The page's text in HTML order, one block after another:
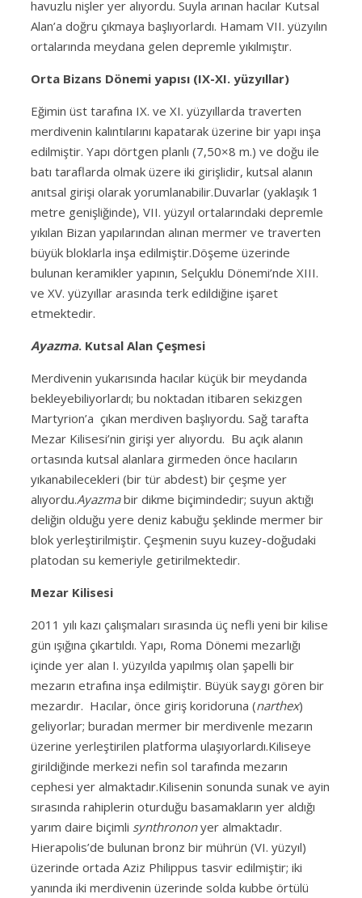
havuzlu nişler yer alıyordu. Suyla arınan hacılar Kutsal
Alan’a doğru çıkmaya başlıyorlardı. Hamam VII. yüzyılın
ortalarında meydana gelen depremle yıkılmıştır.
Orta Bizans Dönemi yapısı (IX-XI. yüzyıllar)
Eğimin üst tarafına IX. ve XI. yüzyıllarda traverten
merdivenin kalıntılarını kapatarak üzerine bir yapı inşa
edilmiştir. Yapı dörtgen planlı (7,50×8 m.) ve doğu ile
batı taraflarda olmak üzere iki girişlidir, kutsal alanın
anıtsal girişi olarak yorumlanabilir.Duvarlar (yaklaşık 1
metre genişliğinde), VII. yüzyıl ortalarındaki depremle
yıkılan Bizan yapılarından alınan mermer ve traverten
büyük bloklarla inşa edilmiştir.Döşeme üzerinde
bulunan keramikler yapının, Selçuklu Dönemi’nde XIII.
ve XV. yüzyıllar arasında terk edildiğine işaret
etmektedir.
Ayazma. Kutsal Alan Çeşmesi
Merdivenin yukarısında hacılar küçük bir meydanda
bekleyebiliyorlardı; bu noktadan itibaren sekizgen
Martyrion’a çıkan merdiven başlıyordu. Sağ tarafta
Mezar Kilisesi’nin girişi yer alıyordu. Bu açık alanın
ortasında kutsal alanlara girmeden önce hacıların
yıkanabilecekleri (bir tür abdest) bir çeşme yer
alıyordu.Ayazmabir dikme biçimindedir; suyun aktığı
deliğin olduğu yere deniz kabuğu şeklinde mermer bir
blok yerleştirilmiştir. Çeşmenin suyu kuzey-doğudaki
platodan su kemeriyle getirilmektedir.
Mezar Kilisesi
2011 yılı kazı çalışmaları sırasında üç nefli yeni bir kilise
gün ışığına çıkartıldı. Yapı, Roma Dönemi mezarlığı
içinde yer alan I. yüzyılda yapılmış olan şapelli bir
mezarın etrafına inşa edilmiştir. Büyük saygı gören bir
mezardır. Hacılar, önce giriş koridoruna (narthex)
geliyorlar; buradan mermer bir merdivenle mezarın
üzerine yerleştirilen platforma ulaşıyorlardı.Kiliseye
girildiğinde merkezi nefin sol tarafında mezarın
cephesi yer almaktadır.Kilisenin sonunda sunak ve ayin
sırasında rahiplerin oturduğu basamakların yer aldığı
yarım daire biçimli synthrononyer almaktadır.
Hierapolis’de bulunan bronz bir mührün (VI. yüzyıl)
üzerinde ortada Aziz Philippus tasvir edilmiştir; iki
yanında iki merdivenin üzerinde solda kubbe örtülü